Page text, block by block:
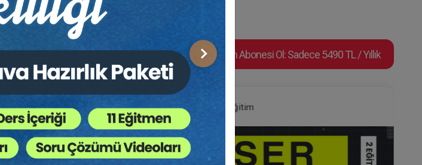
Sonraki
Video Eğitim Abonesi Ol: Sadece 5490 TL / Yıllık
Hukuk Eğitim